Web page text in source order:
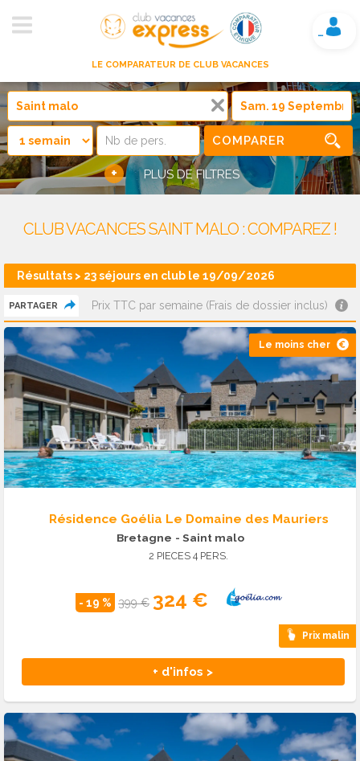
LE COMPARATEUR DE CLUB VACANCES
Mon compte
COMPARER
+ PLUS DE FILTRES
CLUB VACANCES SAINT MALO : COMPAREZ !
Résultats > 23 séjours en club le 19/09/2026
PARTAGER Prix TTC par semaine (Frais de dossier inclus)
Le moins cher
Résidence Goélia Le Domaine des Mauriers
Bretagne - Saint malo
2 PIECES 4 PERS.
- 19 % 399 € 324 €
Prix malin
+ d'infos >